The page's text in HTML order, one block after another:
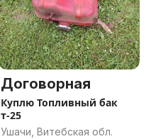
Договорная
Куплю Топливный бак
т-25
Ушачи, Витебская обл.